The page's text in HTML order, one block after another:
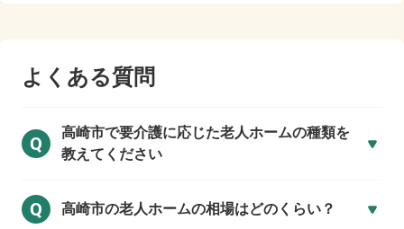
よくある質問
Q
高崎市で要介護に応じた老人ホームの種類を
教えてください
Q 高崎市の老人ホームの相場はどのくらい？